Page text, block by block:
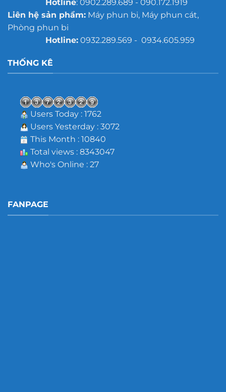
Hotline: 0902.289.689 - 090.172.1919
Liên hệ sản phẩm:Máy phun bi, Máy phun cát,
Phòng phun bi
Hotline:0932.289.569 - 0934.605.959
THỐNG KÊ
Users Today : 1762
Users Yesterday : 3072
This Month : 10840
Total views : 8343047
Who's Online : 27
FANPAGE